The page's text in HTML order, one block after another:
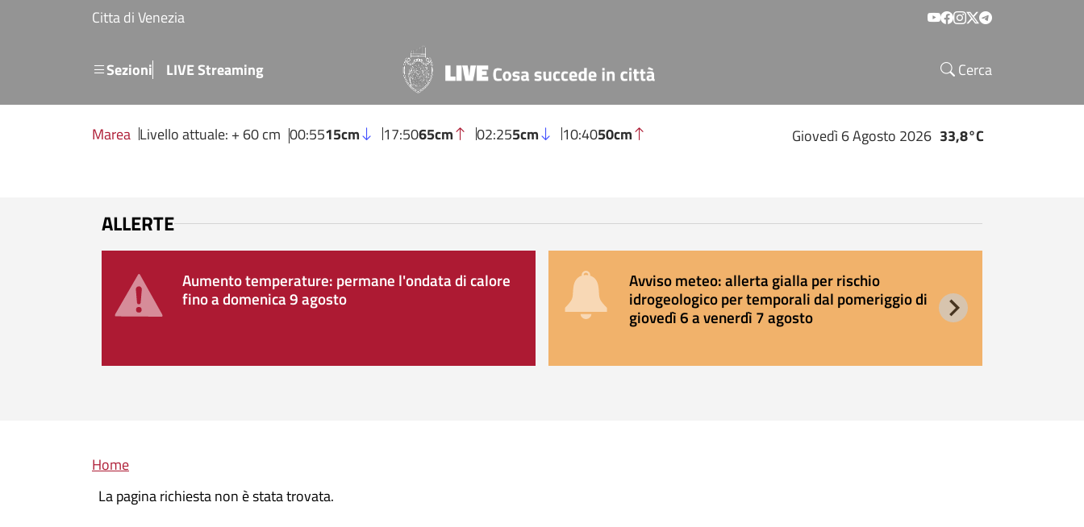
Salta al contenuto principale
Citta di Venezia Social menu
SezioniMenu secondario
LIVE Streaming Cerca
Marea Livello attuale: + 60 cm 00:5515cm 17:5065cm 02:255cm 10:4050cm Giovedì 6 Agosto 2026 33,8°C
ALLERTE
Aumento temperature: permane l'ondata di calore
fino a domenica 9 agosto
Avviso meteo: allerta gialla per rischio
idrogeologico per temporali dal pomeriggio di
giovedì 6 a venerdì 7 agosto
Briciole di pane
Home
La pagina richiesta non è stata trovata.